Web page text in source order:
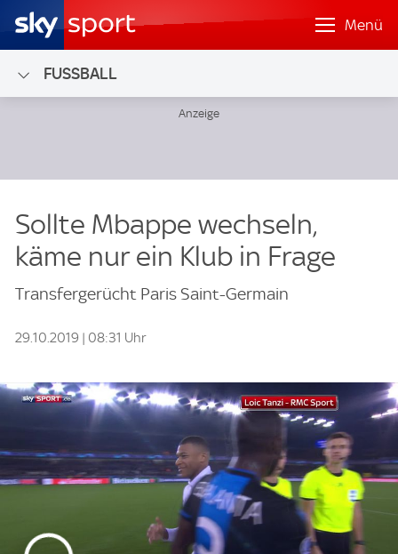
Menü
FUSSBALL
Sollte Mbappe wechseln,
käme nur ein Klub in Frage
Transfergerücht Paris Saint-Germain
29.10.2019 | 08:31 Uhr